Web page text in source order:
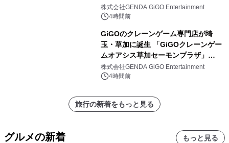
株式会社GENDA GiGO Entertainment
4時間前
GiGOのクレーンゲーム専門店が埼
玉・草加に誕生 「GiGOクレーンゲー
ムオアシス草加セーモンプラザ」
2026年8月7日(金)10時グランドオープ
ン
株式会社GENDA GiGO Entertainment
4時間前
旅行の新着をもっと見る
グルメの新着 もっと見る